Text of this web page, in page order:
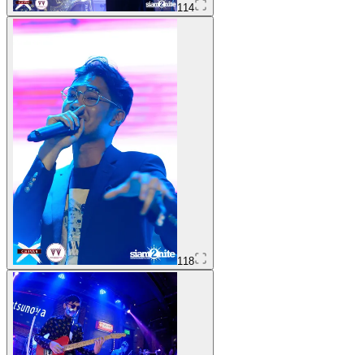
114
118